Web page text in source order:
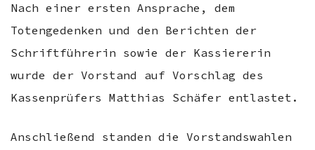
Nach einer ersten Ansprache, dem
Totengedenken und den Berichten der
Schriftführerin sowie der Kassiererin
wurde der Vorstand auf Vorschlag des
Kassenprüfers Matthias Schäfer entlastet.
Anschließend standen die Vorstandswahlen